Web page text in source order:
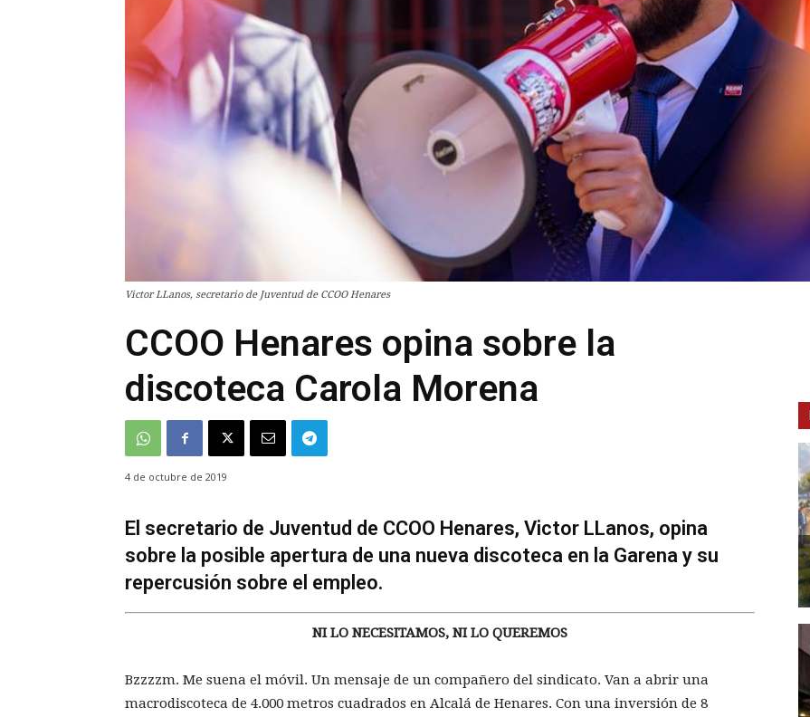
Victor LLanos, secretario de Juventud de CCOO Henares
CCOO Henares opina sobre la
discoteca Carola Morena
4 de octubre de 2019
El secretario de Juventud de CCOO Henares, Victor LLanos, opina
sobre la posible apertura de una nueva discoteca en la Garena y su
repercusión sobre el empleo.
NI LO NECESITAMOS, NI LO QUEREMOS
Bzzzzm. Me suena el móvil. Un mensaje de un compañero del sindicato. Van a abrir una
macrodiscoteca de 4.000 metros cuadrados en Alcalá de Henares. Con una inversión de 8